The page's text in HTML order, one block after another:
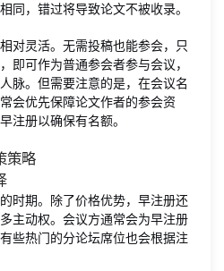
同，错过将导致论文不被收录。
对灵活。无需投稿也能参会，只
即可作为普通参会者参与会议，
脉。但需要注意的是，在会议名
会优先保障论文作者的参会资
注册以确保有名额。
策略
时期。除了价格优势，早注册还
主动权。会议方通常会为早注册
些热门的分论坛席位也会根据注